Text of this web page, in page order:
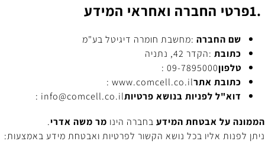
1.פרטי החברה ואחראי המידע
שם החברה :מחשבת חומרה דיגיטל בע"מ
כתובת :הקדר 42, נתניה
טלפון: 09-7895000
כתובת אתר
: www.comcell.co.il
דוא"ל לפניות בנושא פרטיות
: info@comcell.co.il
הממונה על אבטחת המידע בחברה הינו מר משה אדרי.
ניתן לפנות אליו בכל נושא הקשור לפרטיות ואבטחת מידע באמצעות: